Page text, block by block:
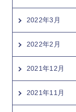
2022年3月
2022年2月
2021年12月
2021年11月